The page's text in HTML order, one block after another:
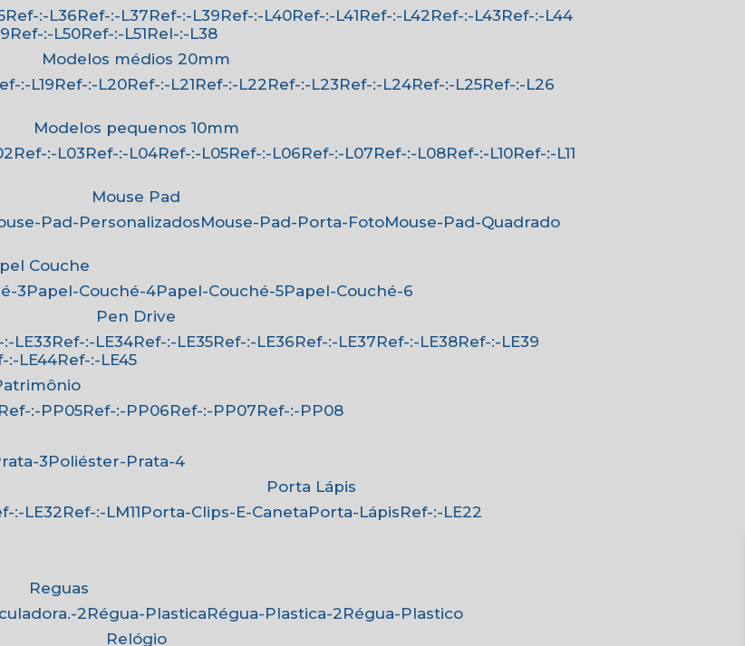
Ref-:-L36 Ref-:-L37 Ref-:-L39 Ref-:-L40 Ref-:-L41 Ref-:-L42 Ref-:-L43
Ref-:-L44
Ref-:-L50 Ref-:-L51
Rel-:-L38
Modelos médios 20mm
Ref-:-L19 Ref-:-L20 Ref-:-L21 Ref-:-L22 Ref-:-L23 Ref-:-L24 Ref-:-L25
Ref-:-L26
Modelos pequenos 10mm
Ref-:-L03 Ref-:-L04 Ref-:-L05 Ref-:-L06 Ref-:-L07 Ref-:-L08 Ref-:-L10
Ref-:-L11
Mouse Pad
Pad-Personalizados Mouse-Pad-Porta-Foto
Mouse-Pad-Quadrado
Couche
3 Papel-Couché-4 Papel-Couché-5
Papel-Couché-6
Pen Drive
:-LE33 Ref-:-LE34 Ref-:-LE35 Ref-:-LE36 Ref-:-LE37 Ref-:-LE38
Ref-:-LE39
:-LE44
Ref-:-LE45
Ref-:-PP05 Ref-:-PP06 Ref-:-PP07
Ref-:-PP08
3
Poliéster-Prata-4
:-LE32 Ref-:-LM11
Porta Lápis
Porta-Clips-E-Caneta
Porta-Lápis
Ref-:-LE22
Reguas
2 Régua-Plastica Régua-Plastica-2
Régua-Plastico
Relógio